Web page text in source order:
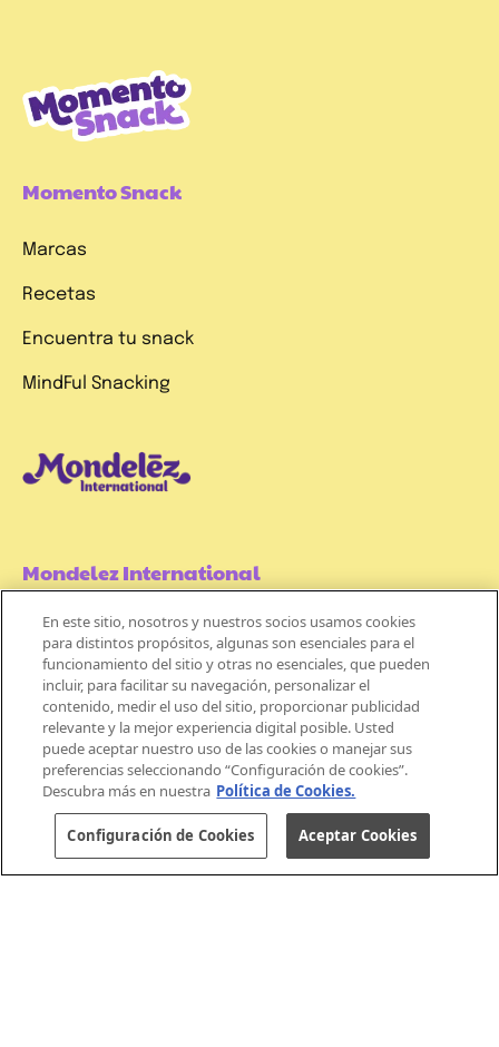
Momento Snack
Marcas
Recetas
Encuentra tu snack
MindFul Snacking
Mondelez International
Términos de uso
Políticas de Privacidad
Aviso de Cookie
En este sitio, nosotros y nuestros socios usamos cookies
para distintos propósitos, algunas son esenciales para el
funcionamiento del sitio y otras no esenciales, que pueden
incluir, para facilitar su navegación, personalizar el
contenido, medir el uso del sitio, proporcionar publicidad
relevante y la mejor experiencia digital posible. Usted
puede aceptar nuestro uso de las cookies o manejar sus
preferencias seleccionando “Configuración de cookies”.
Descubra más en nuestra Política de Cookies.
Configuración de Cookies Aceptar Cookies